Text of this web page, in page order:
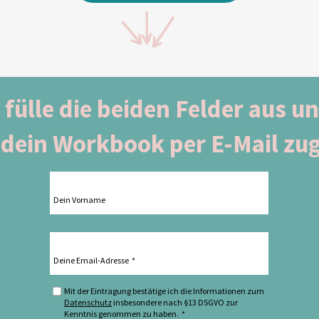
Dein Vorname
Deine Email-Adresse
Mit der Eintragung bestätige ich die Informationen zum
Datenschutz insbesondere nach §13 DSGVO zur
Kenntnis genommen zu haben.
die beiden Felder aus
dein Workbook per E-Mail